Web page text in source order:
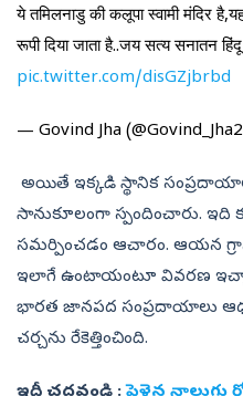
ये तमिलनाडु की कलूपा स्वामी मंदिर
रूपी दिया जाता है..जय सत्य सनातन
pic.twitter.com/disGZjbrbd
— Govind Jha
అయితే ఇక్కడి స్థానిక
సానుకూలంగా స్పందించారు. ఇది
సమర్పించడం ఆచారం. ఆయన
ఇలాగే ఉంటాయంటూ వివరణ
భారత జానపద సంప్రదాయాలు
చర్చను రేకెత్తించింది.